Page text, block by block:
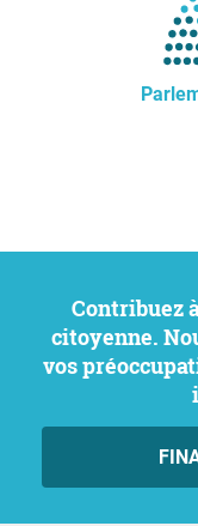
Contribuez à renforcer la participation
citoyenne.
vos